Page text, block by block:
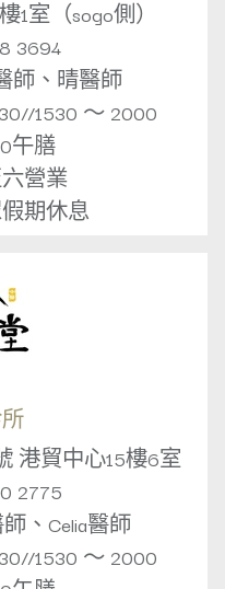
室（sogo側）
3694
師、晴醫師
1530 ～ 2000
午膳
營業
期休息
港貿中心15樓6室
2775
、Celia醫師
1530 ～ 2000